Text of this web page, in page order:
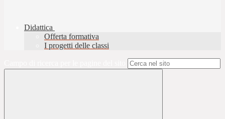
Didattica
Offerta formativa
I progetti delle classi